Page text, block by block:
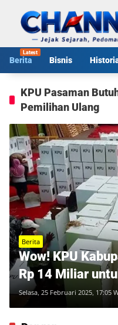
konten
Berita Bisnis
KPU Pasaman
Pemilihan Ulang
Berita
Wow! KPU
Rp 14 Miliar
Selasa, 25 Februari 2025, 17:05